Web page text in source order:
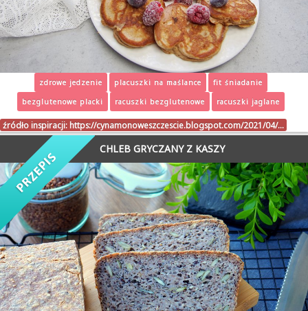
zdrowe jedzenie placuszki na maślance
fit śniadanie
bezglutenowe placki
racuszki bezglutenowe racuszki jaglane
źródło inspiracji: https://cynamonoweszczescie.blogspot.com/2021/04/…
CHLEB GRYCZANY Z KASZY